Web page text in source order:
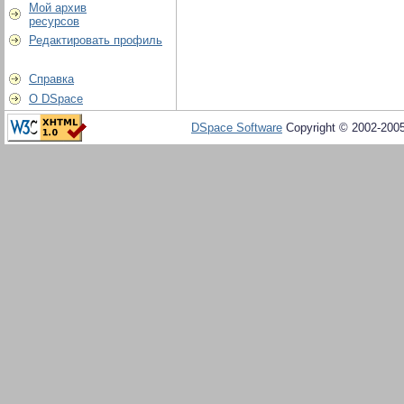
Мой архив
ресурсов
Редактировать профиль
Справка
О DSpace
DSpace Software Copyright © 2002-